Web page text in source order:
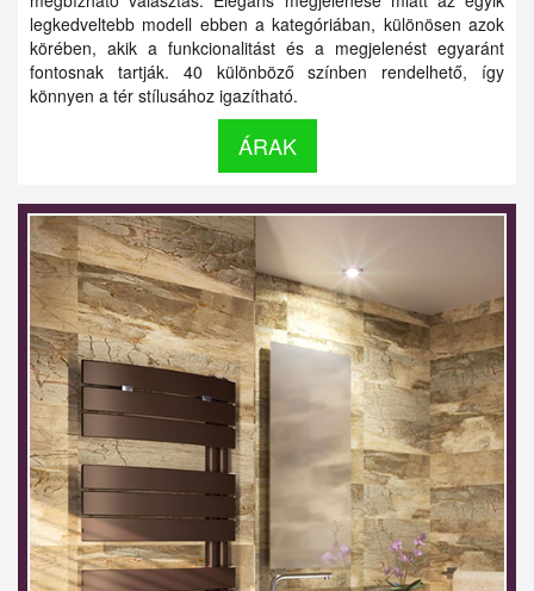
legkedveltebb modell ebben a kategóriában, különösen azok
körében, akik a funkcionalitást és a megjelenést egyaránt
fontosnak tartják. 40 különböző színben rendelhető, így
könnyen a tér stílusához igazítható.
ÁRAK